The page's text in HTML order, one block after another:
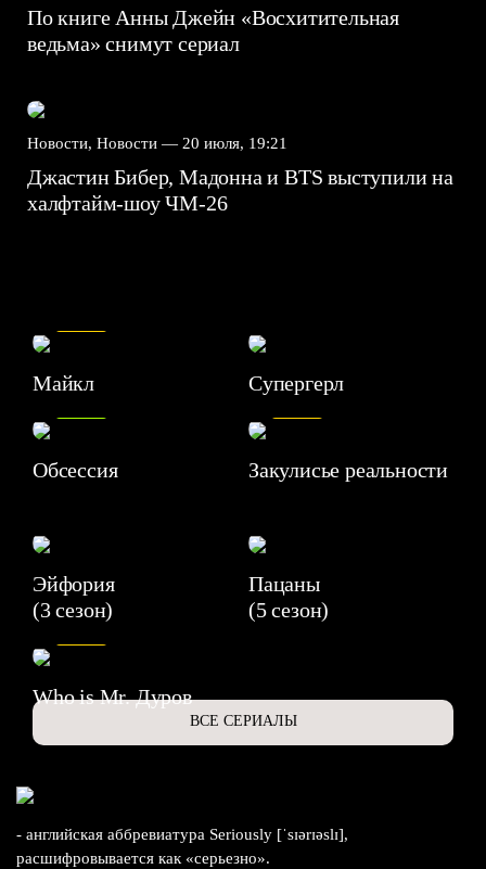
По книге Анны Джейн «Восхитительная
ведьма» снимут сериал
Новости, Новости — 20 июля, 19:21
Джастин Бибер, Мадонна и BTS выступили на
халфтайм-шоу ЧМ-26
Майкл Супергерл
Обсессия
7.1
Закулисье реальности
Эйфория
(3 сезон)
Пацаны
(5 сезон)
Who is Mr. Дуров
ВСЕ СЕРИАЛЫ
- английская аббревиатура Seriously [ˈsɪərɪəslɪ],
расшифровывается как «серьезно».